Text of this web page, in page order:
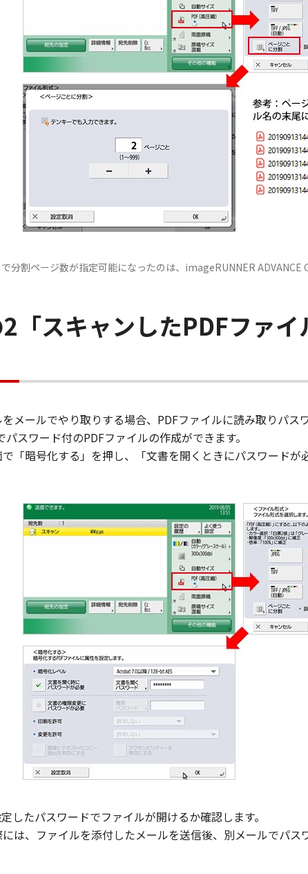
分割ページ数が指定可能になったのは、imageRUNNER ADVANCE
「スキャンしたPDFファ
メールでやり取りする場合、PDFファイルに読み取りパス
パスワード付のPDFファイルの作成ができます。
「暗号化する」を押し、「文書を開くときにパスワード
したパスワードでファイルが開けるか確認します。
は、ファイルを添付したメールを送信後、別メールでパス